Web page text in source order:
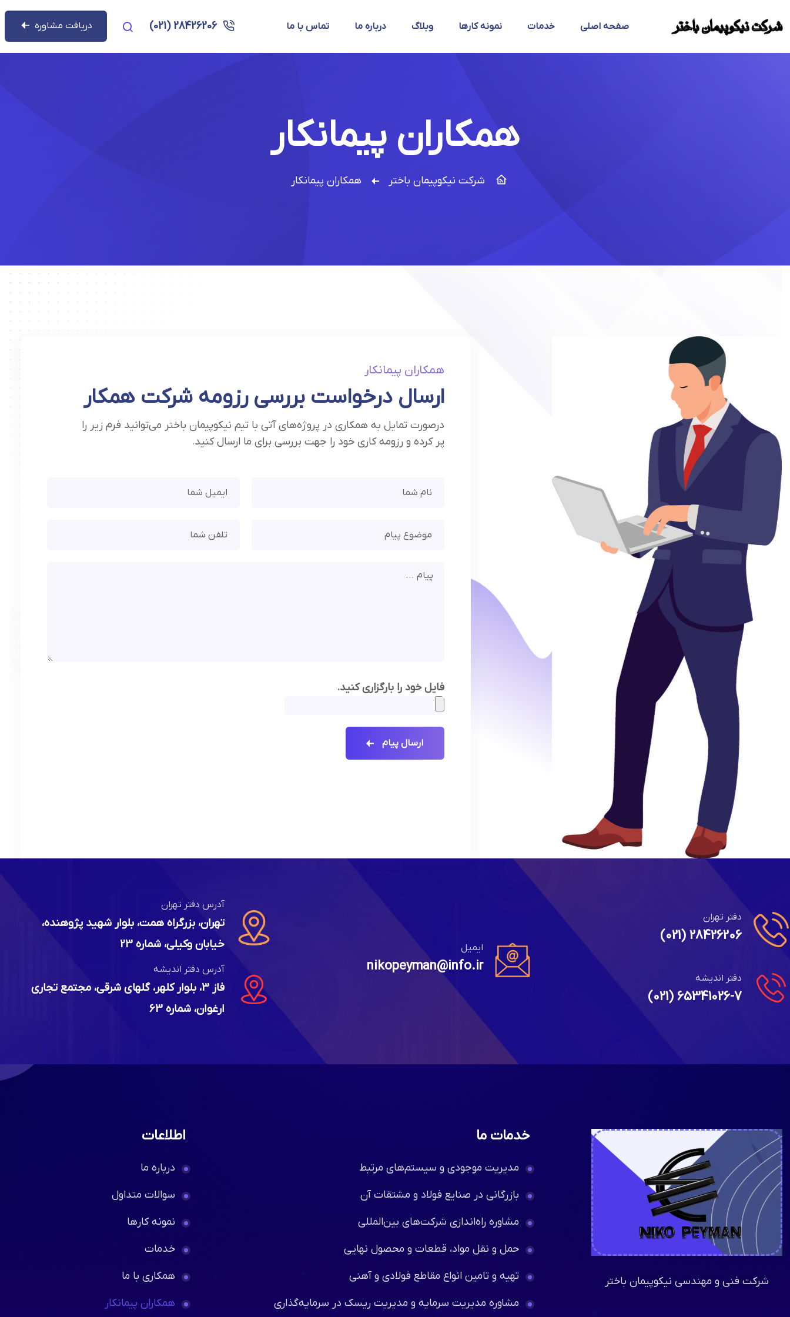
صفحه اصلی خدمات نمونه کارها وبلاگ درباره ما تماس با ما 28426206 (021) دریافت مشاوره
همکاران پیمانکار
شرکت نیکوپیمان باختر همکاران پیمانکار
همکاران پیمانکار
ارسال درخواست بررسی رزومه شرکت همکار
درصورت تمایل به همکاری در پروژه‌های آتی با تیم نیکوپیمان باختر می‌توانید فرم زیر را
پر کرده و رزومه کاری خود را جهت بررسی برای ما ارسال کنید.
فایل خود را بارگزاری کنید.
دفتر تهران
28426206 (021)
دفتر اندیشه
65341026-7 (021)
ایمیل
nikopeyman@info.ir
آدرس دفتر تهران
تهران، بزرگراه همت، بلوار شهید پژوهنده،
خیابان وکیلی، شماره 23
آدرس دفتر اندیشه
فاز 3، بلوار کلهر، گلهای شرقی، مجتمع تجاری
ارغوان، شماره 63
شرکت فنی و مهندسی نیکوپیمان باختر
خدمات ما
مدیریت موجودی و سیستم‌های مرتبط
بازرگانی در صنایع فولاد و مشتقات آن
مشاوره راه‌اندازی شرکت‌های بین‌المللی
حمل و نقل مواد، قطعات و محصول نهایی
تهیه و تامین انواع مقاطع فولادی و آهنی
مشاوره مدیریت سرمایه و مدیریت ریسک در سرمایه‌گذاری
اطلاعات
درباره ما
سوالات متداول
نمونه کارها
خدمات
همکاری با ما
همکاران پیمانکار